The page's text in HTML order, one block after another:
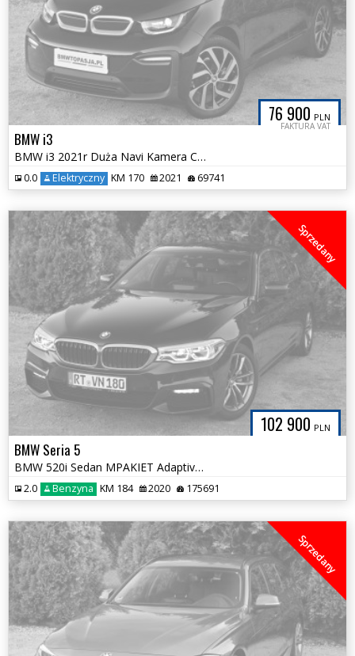
76 900 PLN
FAKTURA VAT
BMW i3
BMW i3 2021r Duża Navi Kamera Cofania Zadbana Tylko 69tys km VAT23
0.0 Elektryczny KM 170 2021 69741
102 900 PLN
Sprzedany
BMW Seria 5
BMW 520i Sedan MPAKIET Adaptive LED Komforty Ambient 100% Bezwypadkowy
2.0 Benzyna KM 184 2020 175691
Sprzedany